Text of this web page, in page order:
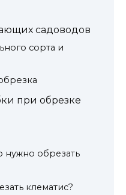
садоводов
сорта и
при обрезке
нужно обрезать
клематис?